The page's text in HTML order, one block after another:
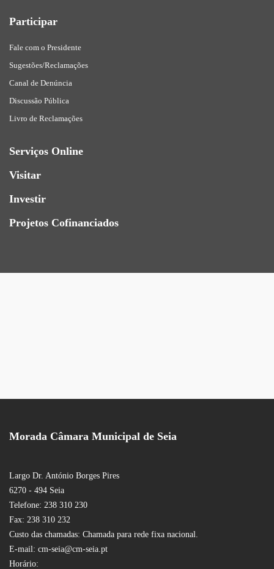
Participar
Fale com o Presidente
Sugestões/Reclamações
Canal de Denúncia
Discussão Pública
Livro de Reclamações
Serviços Online
Visitar
Investir
Projetos Cofinanciados
Morada Câmara Municipal de Seia
Largo Dr. António Borges Pires
6270 - 494 Seia
Telefone: 238 310 230
Fax: 238 310 232
Custo das chamadas: Chamada para rede fixa nacional.
E-mail: cm-seia@cm-seia.pt
Horário: